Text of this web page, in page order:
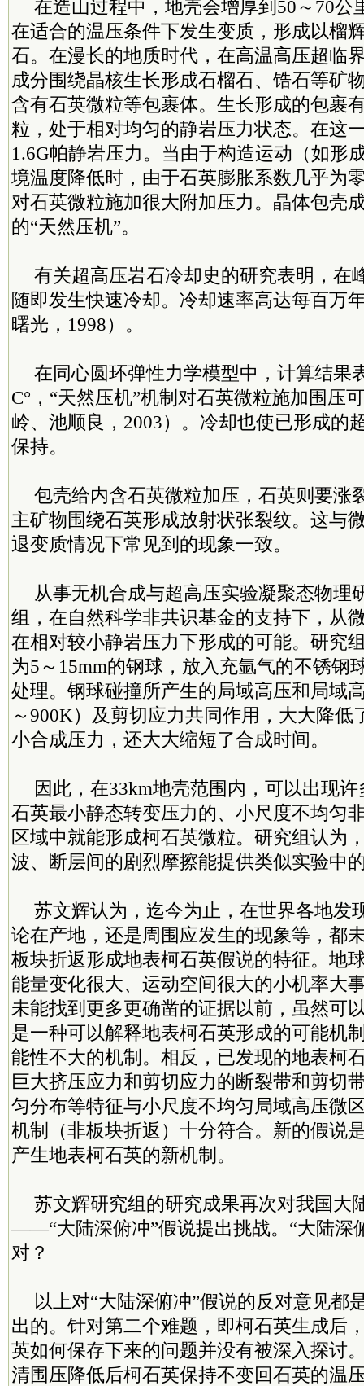
在造山过程中，地壳会增厚到50～70公
在适合的温压条件下发生变质，形成以榴
石。在漫长的地质时代，在高温高压超临
成分围绕晶核生长形成石榴石、锆石等矿
含有石英微粒等包裹体。生长形成的包裹
粒，处于相对均匀的静岩压力状态。在这
1.6G帕静岩压力。当由于构造运动（如形
境温度降低时，由于石英膨胀系数几乎为
对石英微粒施加很大附加压力。晶体包壳
的“天然压机”。
有关超高压岩石冷却史的研究表明，在
随即发生快速冷却。冷却速率高达每百万
曙光，1998）。
在同心圆环弹性力学模型中，计算结果
C°，“天然压机”机制对石英微粒施加围压
岭、池顺良，2003）。冷却也使已形成的
保持。
包壳给内含石英微粒加压，石英则要涨
主矿物围绕石英形成放射状张裂纹。这与
退变质情况下常见到的现象一致。
从事无机合成与超高压实验凝聚态物理
组，在自然科学非共识基金的支持下，从
在相对较小静岩压力下形成的可能。研究
为5～15mm的钢球，放入充氩气的不锈钢
处理。钢球碰撞所产生的局域高压和局域
～900K）及剪切应力共同作用，大大降低
小合成压力，还大大缩短了合成时间。
因此，在33km地壳范围内，可以出现
石英最小静态转变压力的、小尺度不均匀
区域中就能形成柯石英微粒。研究组认为
波、断层间的剧烈摩擦能提供类似实验中
苏文辉认为，迄今为止，在世界各地发
论在产地，还是周围应发生的现象等，都
板块折返形成地表柯石英假说的特征。地
能量变化很大、运动空间很大的小机率大
未能找到更多更确凿的证据以前，虽然可
是一种可以解释地表柯石英形成的可能机
能性不大的机制。相反，已发现的地表柯
巨大挤压应力和剪切应力的断裂带和剪切
匀分布等特征与小尺度不均匀局域高压微
机制（非板块折返）十分符合。新的假说
产生地表柯石英的新机制。
苏文辉研究组的研究成果再次对我国大
——“大陆深俯冲”假说提出挑战。“大陆深
对？
以上对“大陆深俯冲”假说的反对意见都
出的。针对第二个难题，即柯石英生成后
英如何保存下来的问题并没有被深入探讨
清围压降低后柯石英保持不变回石英的温